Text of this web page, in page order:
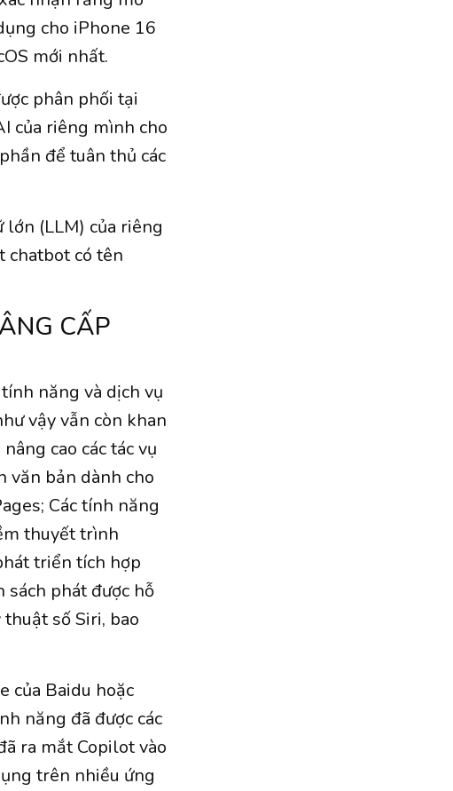
cho iPhone 16
mới nhất.
phân phối tại
của riêng mình cho
để tuân thủ các
(LLM) của riêng
chatbot có tên
CẤP
năng và dịch vụ
vậy vẫn còn khan
cao các tác vụ
văn bản dành cho
Các tính năng
thuyết trình
triển tích hợp
sách phát được hỗ
số Siri, bao
của Baidu hoặc
năng đã được các
ra mắt Copilot vào
trên nhiều ứng